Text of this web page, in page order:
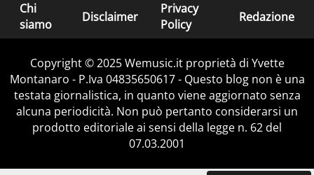
Chi
siamo
Disclaimer
Privacy
Policy
Redazione
Copyright © 2025 Wemusic.it proprietà di Yvette
Montanaro - P.Iva 04835650617 - Questo blog non è una
testata giornalistica, in quanto viene aggiornato senza
alcuna periodicità. Non può pertanto considerarsi un
prodotto editoriale ai sensi della legge n. 62 del
07.03.2001